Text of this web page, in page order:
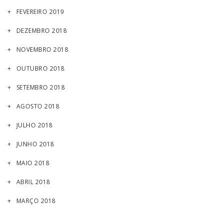
FEVEREIRO 2019
DEZEMBRO 2018
NOVEMBRO 2018
OUTUBRO 2018
SETEMBRO 2018
AGOSTO 2018
JULHO 2018
JUNHO 2018
MAIO 2018
ABRIL 2018
MARÇO 2018